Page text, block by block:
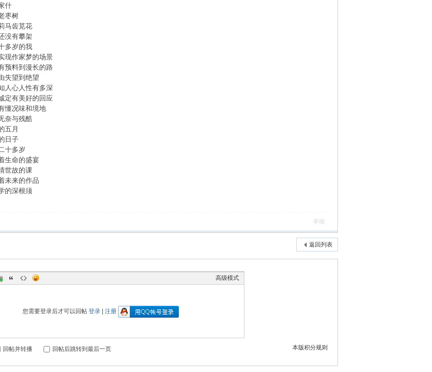
什
枣树
马齿苋花
没有攀架
多岁的我
现作家梦的场景
预料到漫长的路
失望到绝望
人心人性有多深
定有美好的回应
懂况味和境地
奈与残酷
五月
日子
十多岁
生命的盛宴
世故的课
未来的作品
的深根须
举报
返回列表
高级模式
您需要登录后才可以回帖 登录 注册
本版积分规则
回帖并转播 回帖后跳转到最后一页